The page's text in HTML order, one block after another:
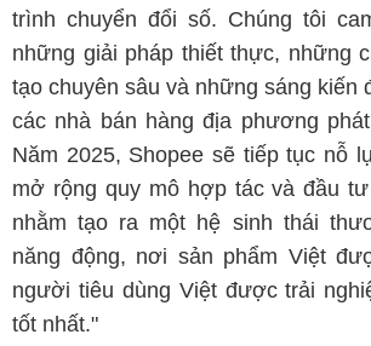
trình chuyển đổi số. Chúng tôi
những giải pháp thiết thực, những
tạo chuyên sâu và những sáng kiến
các nhà bán hàng địa phương
Năm 2025, Shopee sẽ tiếp tục nỗ
mở rộng quy mô hợp tác và đầu
nhằm tạo ra một hệ sinh thái
năng động, nơi sản phẩm Việt
người tiêu dùng Việt được trải
tốt nhất."